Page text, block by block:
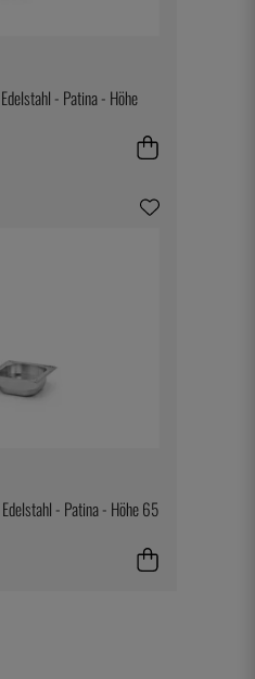
- Patina - Höhe
- Patina - Höhe 65